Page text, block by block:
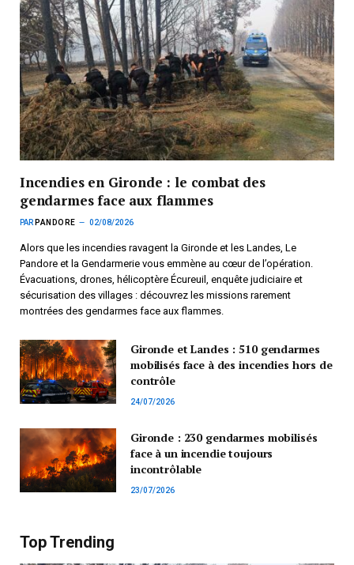
Incendies en Gironde : le combat des
gendarmes face aux flammes
PAR PANDORE 02/08/2026
Alors que les incendies ravagent la Gironde et les Landes, Le
Pandore et la Gendarmerie vous emmène au cœur de l’opération.
Évacuations, drones, hélicoptère Écureuil, enquête judiciaire et
sécurisation des villages : découvrez les missions rarement
montrées des gendarmes face aux flammes.
Gironde et Landes : 510 gendarmes
mobilisés face à des incendies hors de
contrôle
24/07/2026
Gironde : 230 gendarmes mobilisés
face à un incendie toujours
incontrôlable
23/07/2026
Top Trending